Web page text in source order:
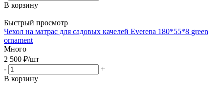
В корзину
Быстрый просмотр
Чехол на матрас для садовых качелей Everena 180*55*8 green
ornament
Много
2 500 ₽/шт
-
+
В корзину